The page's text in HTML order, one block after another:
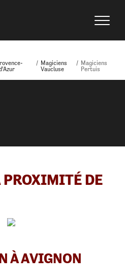
/ Magiciens
Vaucluse
/ Magiciens
Pertuis
DE
À AVIGNON